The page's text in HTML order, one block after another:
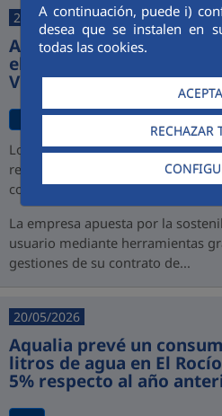
A continuación, puede i)
desea que se instalen en
todas las cookies.
RECHAZAR
25/06/2026
Aquajerez digitaliza la
el lanzamiento de sus
Virtual
Los nuevos canales permiten a
realizar todos sus trámites sin
con disponibilidad total las 24
La empresa apuesta por la
usuario mediante herramientas
gestiones de su contrato de...
20/05/2026
Aqualia prevé un
litros de agua en El
5% respecto al año